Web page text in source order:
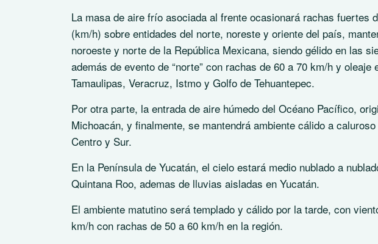
La masa de aire frío asociada al frente ocasionará rachas fuertes
(km/h) sobre entidades del norte, noreste y oriente del país,
noroeste y norte de la República Mexicana, siendo gélido en las
además de evento de “norte” con rachas de 60 a 70 km/h y
Tamaulipas, Veracruz, Istmo y Golfo de Tehuantepec.
Por otra parte, la entrada de aire húmedo del Océano Pacífico,
Michoacán, y finalmente, se mantendrá ambiente cálido a
Centro y Sur.
En la Península de Yucatán, el cielo estará medio nublado a
Quintana Roo, ademas de lluvias aisladas en Yucatán.
El ambiente matutino será templado y cálido por la tarde, con
km/h con rachas de 50 a 60 km/h en la región.